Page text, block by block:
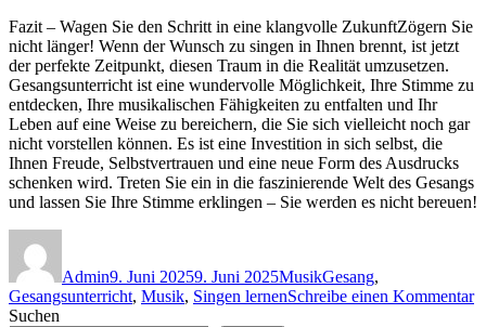
Fazit – Wagen Sie den Schritt in eine klangvolle ZukunftZögern Sie
nicht länger! Wenn der Wunsch zu singen in Ihnen brennt, ist jetzt
der perfekte Zeitpunkt, diesen Traum in die Realität umzusetzen.
Gesangsunterricht ist eine wundervolle Möglichkeit, Ihre Stimme zu
entdecken, Ihre musikalischen Fähigkeiten zu entfalten und Ihr
Leben auf eine Weise zu bereichern, die Sie sich vielleicht noch gar
nicht vorstellen können. Es ist eine Investition in sich selbst, die
Ihnen Freude, Selbstvertrauen und eine neue Form des Ausdrucks
schenken wird. Treten Sie ein in die faszinierende Welt des Gesangs
und lassen Sie Ihre Stimme erklingen – Sie werden es nicht bereuen!
Admin9. Juni 20259. Juni 2025MusikGesang,
Gesangsunterricht, Musik, Singen lernenSchreibe einen Kommentar
Suchen